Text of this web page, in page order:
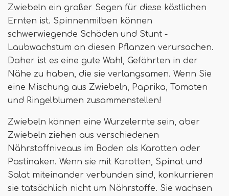
Zwiebeln ein großer Segen für diese köstlichen
Ernten ist. Spinnenmilben können
schwerwiegende Schäden und Stunt -
Laubwachstum an diesen Pflanzen verursachen.
Daher ist es eine gute Wahl, Gefährten in der
Nähe zu haben, die sie verlangsamen. Wenn Sie
eine Mischung aus Zwiebeln, Paprika, Tomaten
und Ringelblumen zusammenstellen!
Zwiebeln können eine Wurzelernte sein, aber
Zwiebeln ziehen aus verschiedenen
Nährstoffniveaus im Boden als Karotten oder
Pastinaken. Wenn sie mit Karotten, Spinat und
Salat miteinander verbunden sind, konkurrieren
sie tatsächlich nicht um Nährstoffe. Sie wachsen